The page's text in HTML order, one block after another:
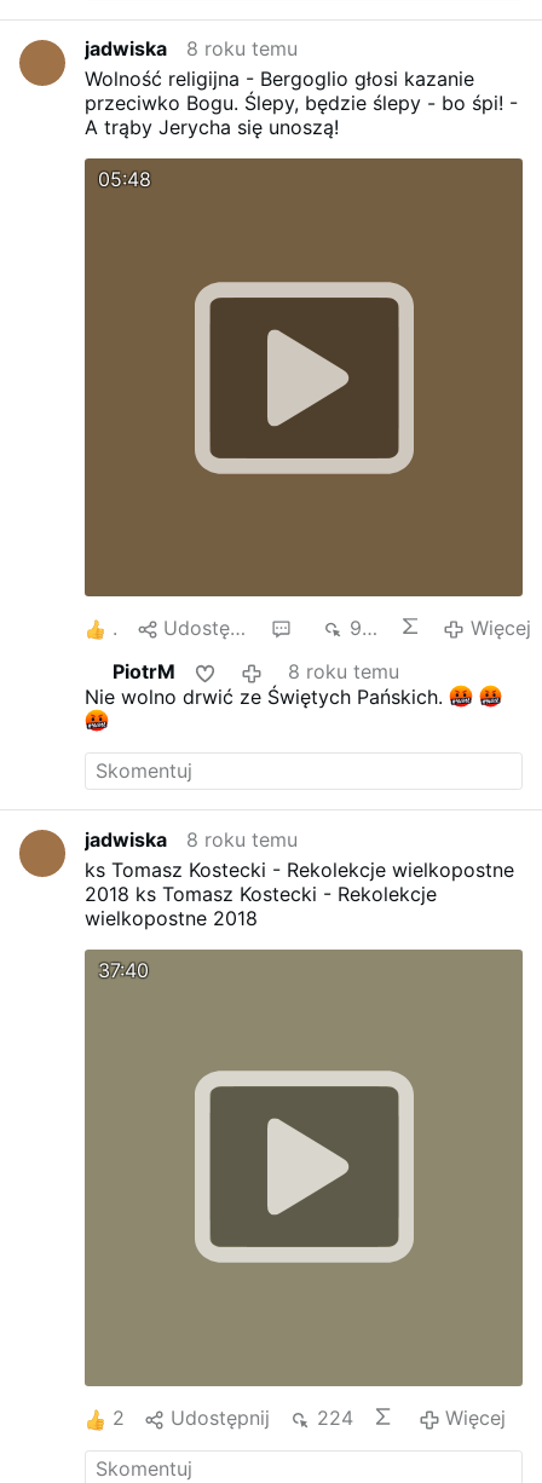
jadwiska
8 roku temu
Wolność religijna - Bergoglio głosi kazanie
przeciwko Bogu. Ślepy, będzie ślepy - bo śpi! -
A trąby Jerycha się unoszą!
05:48
1 Udostępnij 926
Więcej
PiotrM
8 roku temu
Nie wolno drwić ze Świętych Pańskich.
jadwiska
8 roku temu
ks Tomasz Kostecki - Rekolekcje wielkopostne
2018 ks Tomasz Kostecki - Rekolekcje
wielkopostne 2018
37:40
2 Udostępnij 224 Więcej